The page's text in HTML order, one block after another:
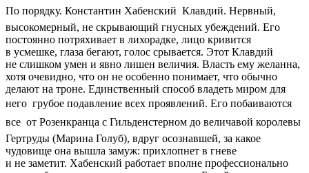
По порядку. Константин Хабенский  Клавдий. Нервный,
высокомерный, не скрывающий гнусных убеждений. Его
постоянно потряхивает в лихорадке, лицо кривится
в усмешке, глаза бегают, голос срывается. Этот Клавдий
не слишком умен и явно лишен величия. Власть ему желанна,
хотя очевидно, что он не особенно понимает, что обычно
делают на троне. Единственный способ владеть миром для
него  грубое подавление всех проявлений. Его побаиваются
все  от Розенкранца с Гильденстерном до величавой королевы
Гертруды (Марина Голуб), вдруг осознавшей, за какое
чудовище она вышла замуж: прихлопнет в гневе
и не заметит. Хабенский работает вполне профессионально